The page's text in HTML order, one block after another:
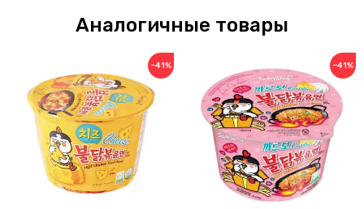
Аналогичные товары
−41% −41%